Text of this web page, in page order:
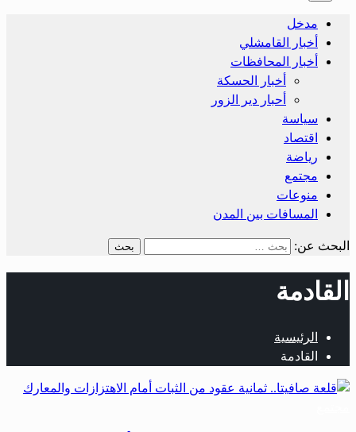
مدخل
أخبار القامشلي
أخبار المحافظات
أخبار الحسكة
أحبار دير الزور
سياسة
اقتصاد
رياضة
مجتمع
منوعات
المسافات بين المدن
البحث عن:
القادمة
الرئيسية
القادمة